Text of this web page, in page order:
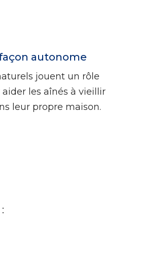
autonome
jouent un rôle
les aînés à vieillir
leur propre maison.